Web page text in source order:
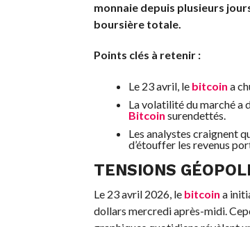
monnaie depuis plusieurs
boursière totale.
Points clés à retenir :
Le 23 avril, le bitcoin a
La volatilité du marché a
Bitcoin surendettés.
Les analystes craignent
d’étouffer les revenus
TENSIONS
Le 23 avril 2026, le bitcoin a
dollars mercredi après-midi.